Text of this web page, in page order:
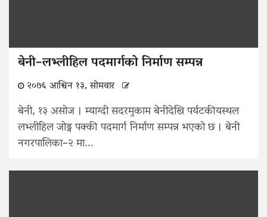
बेनी–लभ्लीहिल पदमार्गको निर्माण सम्पन्न
२०७६ आश्विन १३, सोमवार
बेनी, १३ असोज । म्याग्दी सदरमुकाम बेनीदेखि पर्यटकीयस्थल
लभ्लीहिल जोड्न पक्की पदमार्ग निर्माण सम्पन्न भएको छ । बेनी
नगरपालिका–२ मा...